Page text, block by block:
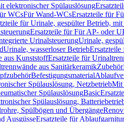
elektronischer Spülauslösung
WCsFür Wand-WCsErsatzteile für
für Urinale, gespülter Betrieb, mit
Ersatzteile für Für AP- oder
UrinalsteuerungUrinale,
Urinale, wasserloser BetriebErsatzteile
aus KunststoffErsatzteile für
aus SanitärkeramikZubehör
Befestigungsmaterial
Spülauslösung, NetzbetriebMit
SpülauslösungBasic
Spülauslösung,
Spülbögen und Übergänge
AusgüsseErsatzteile für